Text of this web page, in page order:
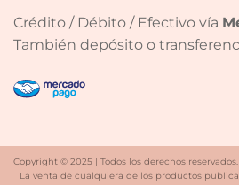
Crédito / Débito / Efectivo vía
También depósito o
Copyright © 2025 | Todos los derechos
La venta de cualquiera de los productos